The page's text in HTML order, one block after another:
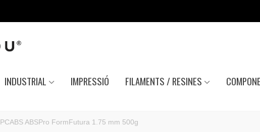
INDUSTRIAL IMPRESSIÓ FILAMENTS / RESINES
PCABS ABSPro FormFutura 1.75 mm 500g